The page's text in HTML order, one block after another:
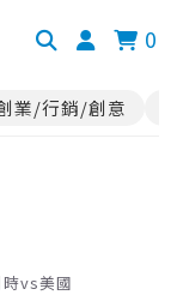
0
業/行銷/創意
vs美國